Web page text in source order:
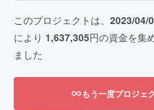
このプロジェクトは、 2023/04/
により 1,637,305円の資金を集
ました
もう一度プロジェ